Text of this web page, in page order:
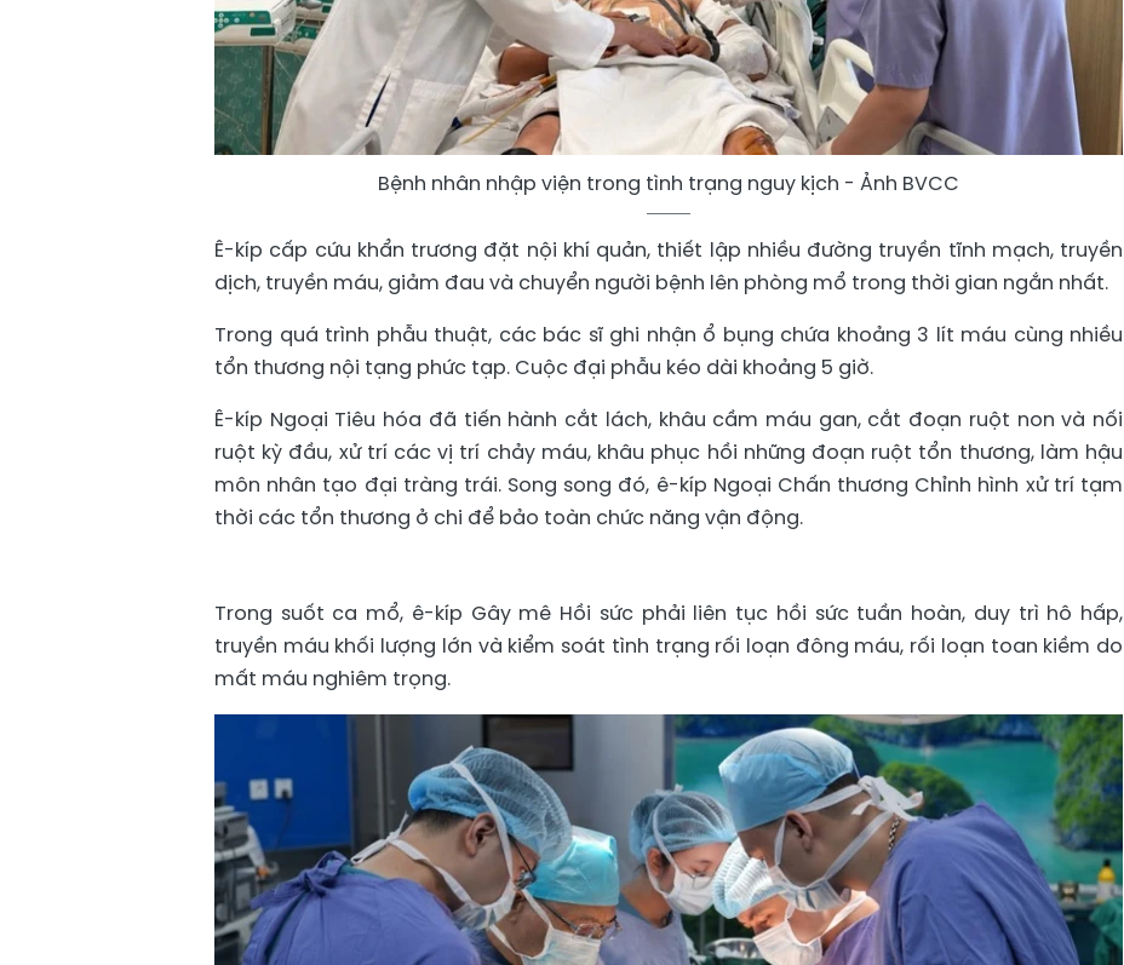
Bệnh nhân nhập viện trong tình trạng nguy kịch - Ảnh BVCC
Ê-kíp cấp cứu khẩn trương đặt nội khí quản, thiết lập nhiều đường truyền tĩnh mạch, truyền
dịch, truyền máu, giảm đau và chuyển người bệnh lên phòng mổ trong thời gian ngắn nhất.
Trong quá trình phẫu thuật, các bác sĩ ghi nhận ổ bụng chứa khoảng 3 lít máu cùng nhiều
tổn thương nội tạng phức tạp. Cuộc đại phẫu kéo dài khoảng 5 giờ.
Ê-kíp Ngoại Tiêu hóa đã tiến hành cắt lách, khâu cầm máu gan, cắt đoạn ruột non và nối
ruột kỳ đầu, xử trí các vị trí chảy máu, khâu phục hồi những đoạn ruột tổn thương, làm hậu
môn nhân tạo đại tràng trái. Song song đó, ê-kíp Ngoại Chấn thương Chỉnh hình xử trí tạm
thời các tổn thương ở chi để bảo toàn chức năng vận động.
Trong suốt ca mổ, ê-kíp Gây mê Hồi sức phải liên tục hồi sức tuần hoàn, duy trì hô hấp,
truyền máu khối lượng lớn và kiểm soát tình trạng rối loạn đông máu, rối loạn toan kiềm do
mất máu nghiêm trọng.